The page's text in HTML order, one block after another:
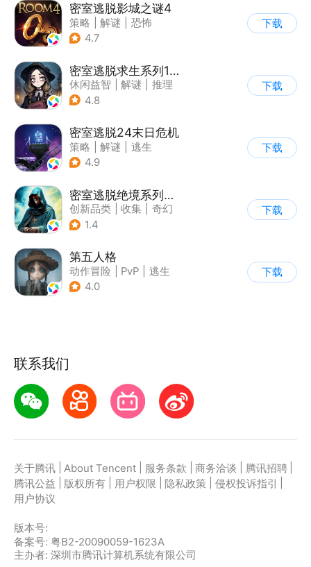
密室逃脱影城之谜4
策略 解谜
恐怖
| 密室逃脱
4.7
下载
密室逃脱求生系列1极地冒险
休闲益智 解谜
推理
| 密室逃脱
4.8
下载
密室逃脱24末日危机
策略 解谜
逃生
| 密室逃脱
4.9
下载
密室逃脱绝境系列7印加古城
创新品类 收集
奇幻
| 密室逃脱
1.4
下载
第五人格
动作冒险 PvP
逃生
| 非对称竞技
4.0
下载
联系我们
关于腾讯 About Tencent 服务条款 商务洽谈 腾讯招聘
腾讯公益
版权所有 用户权限 隐私政策 侵权投诉指引
用户协议
版本号:
备案号: 粤B2-20090059-1623A
主办者: 深圳市腾讯计算机系统有限公司